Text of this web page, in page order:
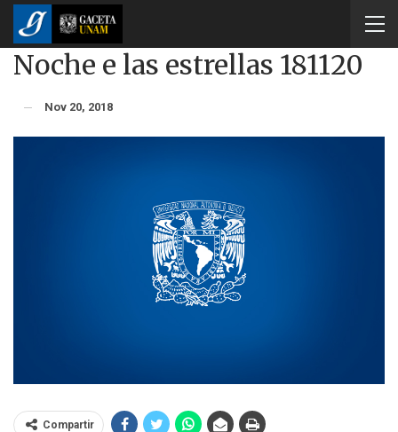
Noche e las estrellas 181120
Nov 20, 2018
Compartir